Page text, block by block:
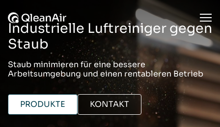
Industrielle Luftreiniger gegen
Staub
Staub minimieren für eine bessere
Arbeitsumgebung und einen rentableren Betrieb
PRODUKTE KONTAKT